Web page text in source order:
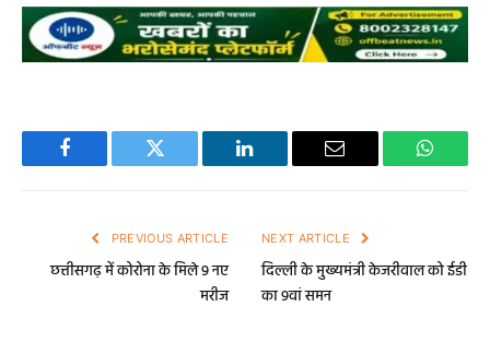
Facebook Twitter LinkedIn Email
PREVIOUS ARTICLE
छत्तीसगढ़ में कोरोना के मिले 9 नए
मरीज
NEXT ARTICLE
दिल्ली के मुख्यमंत्री केजरीवाल को ईडी
का 9वां समन